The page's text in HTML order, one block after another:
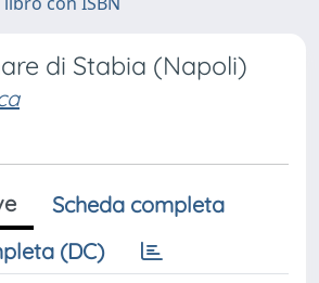
di Stabia (Napoli)
Scheda completa
(DC)